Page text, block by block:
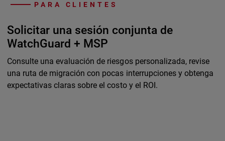
PARA CLIENTES
Solicitar una sesión conjunta de
WatchGuard + MSP
Consulte una evaluación de riesgos personalizada, revise
una ruta de migración con pocas interrupciones y obtenga
expectativas claras sobre el costo y el ROI.